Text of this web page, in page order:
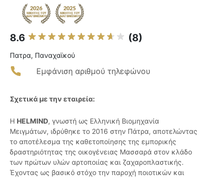
8.6 (8)
Πατρα, Παναχαϊκού
Εμφάνιση αριθμού τηλεφώνου
Σχετικά με την εταιρεία:
Η HELMIND, γνωστή ως Ελληνική Βιομηχανία
Μειγμάτων, ιδρύθηκε το 2016 στην Πάτρα, αποτελώντας
το αποτέλεσμα της καθετοποίησης της εμπορικής
δραστηριότητας της οικογένειας Μασσαρά στον κλάδο
των πρώτων υλών αρτοποιίας και ζαχαροπλαστικής.
Έχοντας ως βασικό στόχο την παροχή ποιοτικών και